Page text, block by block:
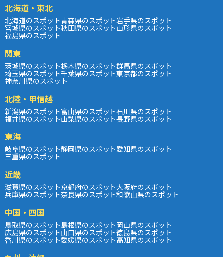
北海道・東北
北海道のスポット青森県のスポット岩手県のスポット
宮城県のスポット秋田県のスポット山形県のスポット
福島県のスポット
関東
茨城県のスポット栃木県のスポット群馬県のスポット
埼玉県のスポット千葉県のスポット東京都のスポット
神奈川県のスポット
北陸・甲信越
新潟県のスポット富山県のスポット石川県のスポット
福井県のスポット山梨県のスポット長野県のスポット
東海
岐阜県のスポット静岡県のスポット愛知県のスポット
三重県のスポット
近畿
滋賀県のスポット京都府のスポット大阪府のスポット
兵庫県のスポット奈良県のスポット和歌山県のスポット
中国・四国
鳥取県のスポット島根県のスポット岡山県のスポット
広島県のスポット山口県のスポット徳島県のスポット
香川県のスポット愛媛県のスポット高知県のスポット